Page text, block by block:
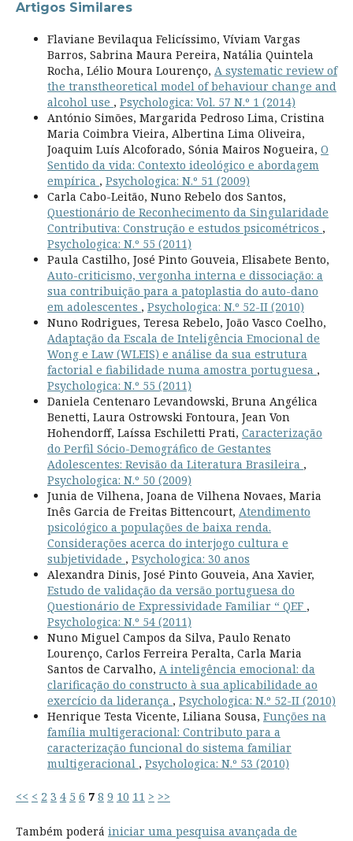
Artigos Similares
Flaviane Bevilaqua Felicíssimo, Víviam Vargas
Barros, Sabrina Maura Pereira, Natália Quintela
Rocha, Lélio Moura Lourenço, A systematic review of
the transtheoretical model of behaviour change and
alcohol use , Psychologica: Vol. 57 N.º 1 (2014)
António Simões, Margarida Pedroso Lima, Cristina
Maria Coimbra Vieira, Albertina Lima Oliveira,
Joaquim Luís Alcoforado, Sónia Mairos Nogueira, O
Sentido da vida: Contexto ideológico e abordagem
empírica , Psychologica: N.º 51 (2009)
Carla Cabo-Leitão, Nuno Rebelo dos Santos,
Questionário de Reconhecimento da Singularidade
Contributiva: Construção e estudos psicométricos ,
Psychologica: N.º 55 (2011)
Paula Castilho, José Pinto Gouveia, Elisabete Bento,
Auto-criticismo, vergonha interna e dissociação: a
sua contribuição para a patoplastia do auto-dano
em adolescentes , Psychologica: N.º 52-II (2010)
Nuno Rodrigues, Teresa Rebelo, João Vasco Coelho,
Adaptação da Escala de Inteligência Emocional de
Wong e Law (WLEIS) e análise da sua estrutura
factorial e fiabilidade numa amostra portuguesa ,
Psychologica: N.º 55 (2011)
Daniela Centenaro Levandowski, Bruna Angélica
Benetti, Laura Ostrowski Fontoura, Jean Von
Hohendorff, Laíssa Eschiletti Prati, Caracterização
do Perfil Sócio-Demográfico de Gestantes
Adolescentes: Revisão da Literatura Brasileira ,
Psychologica: N.º 50 (2009)
Junia de Vilhena, Joana de Vilhena Novaes, Maria
Inês Garcia de Freitas Bittencourt, Atendimento
psicológico a populações de baixa renda.
Considerações acerca do interjogo cultura e
subjetividade , Psychologica: 30 anos
Alexandra Dinis, José Pinto Gouveia, Ana Xavier,
Estudo de validação da versão portuguesa do
Questionário de Expressividade Familiar “ QEF ,
Psychologica: N.º 54 (2011)
Nuno Miguel Campos da Silva, Paulo Renato
Lourenço, Carlos Ferreira Peralta, Carla Maria
Santos de Carvalho, A inteligência emocional: da
clarificação do constructo à sua aplicabilidade ao
exercício da liderança , Psychologica: N.º 52-II (2010)
Henrique Testa Vicente, Liliana Sousa, Funções na
família multigeracional: Contributo para a
caracterização funcional do sistema familiar
multigeracional , Psychologica: N.º 53 (2010)
<< < 2 3 4 5 6 7 8 9 10 11 > >>
Também poderá iniciar uma pesquisa avançada de